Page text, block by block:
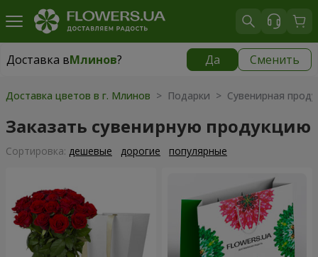
Доставка вМлинов? Да Сменить
Доставка вМлинов|
Доставка цветов в г. Млинов > Подарки > Сувенирная
Заказать сувенирную продукцию
Cортировка: дешевые дорогие популярные